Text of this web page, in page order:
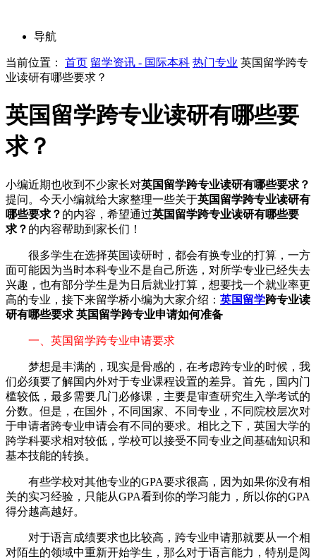
导航
当前位置： 首页 留学资讯 - 国际本科 热门专业 英国留学跨专
业读研有哪些要求？
英国留学跨专业读研有哪些要
求？
小编近期也收到不少家长对英国留学跨专业读研有哪些要求？
提问。今天小编就给大家整理一些关于英国留学跨专业读研有
哪些要求？ 的内容，希望通过英国留学跨专业读研有哪些要
求？ 的内容帮助到家长们！
很多学生在选择英国读研时，都会有换专业的打算，一方
面可能因为当时本科专业不是自己所选，对所学专业已经失去
兴趣，也有部分学生是为日后就业打算，想要找一个就业率更
高的专业，接下来留学桥小编为大家介绍： 英国留学跨专业读
研有哪些要求 英国留学跨专业申请如何准备
一、英国留学跨专业申请要求
梦想是丰满的，现实是骨感的，在考虑跨专业的时候，我
们必须要了解国内外对于专业课程设置的差异。首先，国内门
槛较低，最多需要几门必修课，主要是审查研究生入学考试的
分数。但是，在国外，不同国家、不同专业，不同院校层次对
于申请者跨专业申请会有不同的要求。相比之下，英国大学的
跨学科要求相对较低，学校可以接受不同专业之间基础知识和
基本技能的转换。
有些学校对其他专业的GPA要求很高，因为如果你没有相
关的实习经验，只能从GPA看到你的学习能力，所以你的GPA
得分越高越好。
对于语言成绩要求也比较高，跨专业申请那就要从一个相
对陌生的领域中重新开始学生，那么对于语言能力，特别是阅